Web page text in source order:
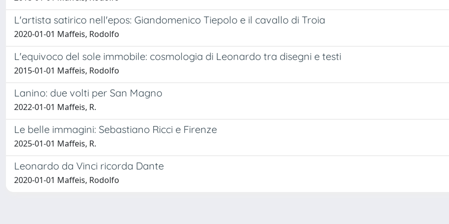
L'artista satirico nell'epos: Giandomenico Tiepolo e il cavallo di Troia
2020-01-01 Maffeis, Rodolfo
L'equivoco del sole immobile: cosmologia di Leonardo tra disegni e testi
2015-01-01 Maffeis, Rodolfo
Lanino: due volti per San Magno
2022-01-01 Maffeis, R.
Le belle immagini: Sebastiano Ricci e Firenze
2025-01-01 Maffeis, R.
Leonardo da Vinci ricorda Dante
2020-01-01 Maffeis, Rodolfo